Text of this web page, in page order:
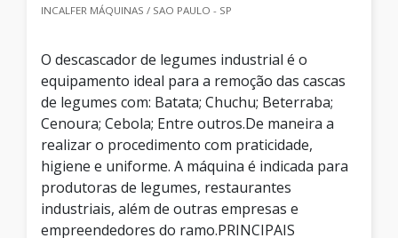
INCALFER MÁQUINAS / SAO PAULO - SP
O descascador de legumes industrial é o
equipamento ideal para a remoção das cascas
de legumes com: Batata; Chuchu; Beterraba;
Cenoura; Cebola; Entre outros.De maneira a
realizar o procedimento com praticidade,
higiene e uniforme. A máquina é indicada para
produtoras de legumes, restaurantes
industriais, além de outras empresas e
empreendedores do ramo.PRINCIPAIS